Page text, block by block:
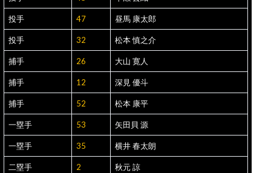
投手 47 昼馬 康太郎
投手 32 松本 慎之介
捕手 26 大山 寛人
捕手 12 深見 優斗
捕手 52 松本 康平
一塁手 53 矢田貝 源
一塁手 35 横井 春太朗
二塁手 2 秋元 諒